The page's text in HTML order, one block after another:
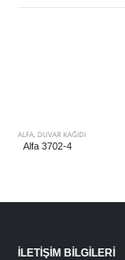
ALFA, DUVAR KAĞIDI
Alfa 3702-4
İLETİŞİM BİLGİLERİ